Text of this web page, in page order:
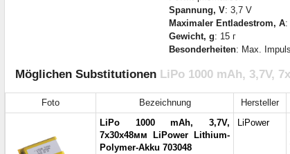
Spannung, V: 3,7 V
Maximaler Entladestrom, A:
Gewicht, g: 15 г
Besonderheiten: Max.
Möglichen Substitutionen LiPo 1000 mAh, 3,7V,
Foto Bezeichnung Hersteller
LiPo 1000 mAh, 3,7V,
7x30x48мм LiPower Lithium-
Polymer-Akku 703048
LiPower